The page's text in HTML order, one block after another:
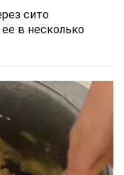
сито
в несколько